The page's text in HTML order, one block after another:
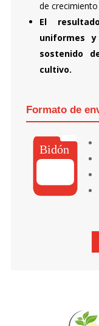
de
El
uniformes
sostenido
cultivo.
Formato de